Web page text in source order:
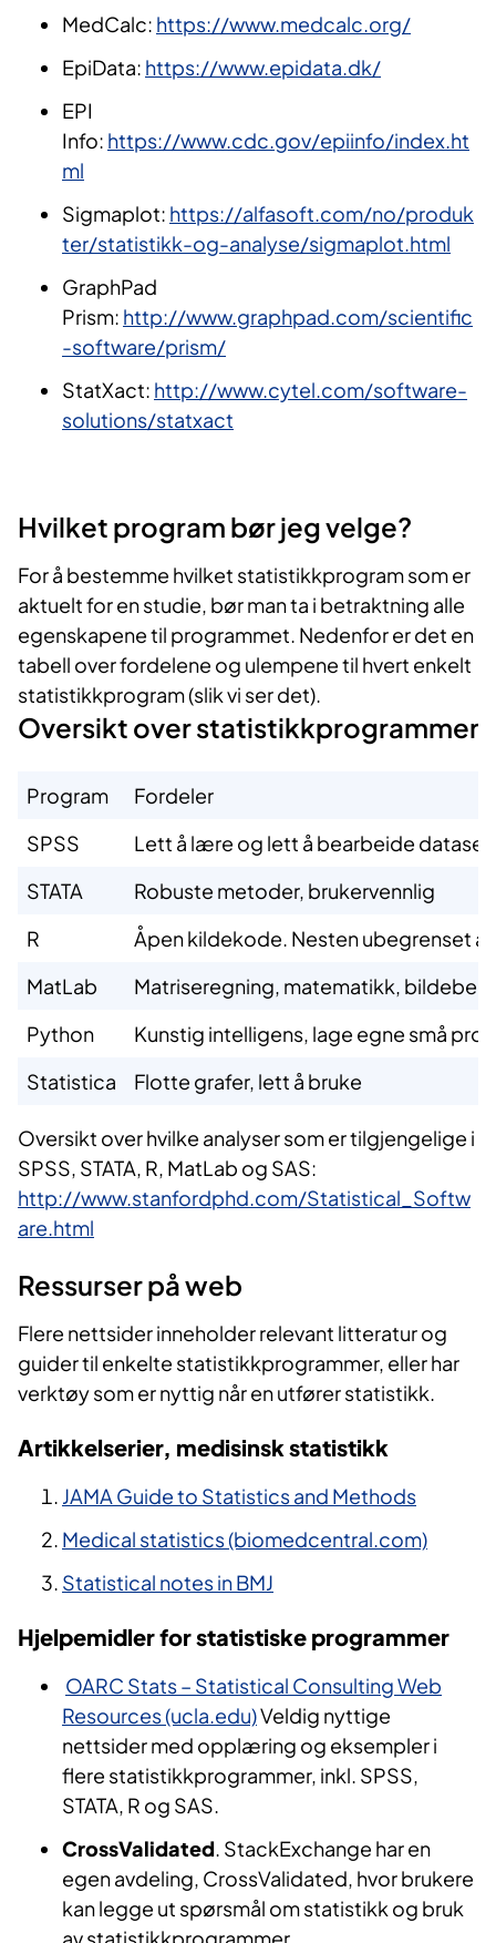
MedCalc: https://www.medcalc.org/
EpiData: https://www.epidata.dk/
EPI
Info: https://www.cdc.gov/epiinfo/index.ht
ml
Sigmaplot: https://alfasoft.com/no/produk
ter/statistikk-og-analyse/sigmaplot.html
GraphPad
Prism: http://www.graphpad.com/scientific
-software/prism/
StatXact: http://www.cytel.com/software-
solutions/statxact
Hvilket pr​​ogram bør jeg velge?
For å bestemme hvilket statistikkprogram som er
aktuelt for en studie, bør man ta i betraktning alle
egenskapene til programmet. Nedenfor er det en
tabell over fordelene og ulempene til hvert enkelt
statistikkprogram (slik vi ser det).
Oversikt over statistikkprogrammer
​Program ​
​Fordeler
​SPSS
​Lett å læ​re og lett å bearbeide
​STATA
​Robuste metoder, brukervennlig ​ ​
​R
​Åpen kildekode. Nesten ubegrenset
​MatLab
​Matriseregning, matematikk,
​Python
​Kunstig intelligens, lage egne små
​Statistica
​Flotte grafer, lett å bruke
​​Oversikt over hvilke analyser som er tilgjengelige i
SPSS, STATA, R, MatLab og SAS:
http://www.stanfordphd.com/Statistical_Softw
are.html
Ressurser​ på web
Flere nettsider ​inneholder relevant litteratur og
guider til enkelte statistikkprogrammer, eller har
verktøy som er nyttig når en utfører statistikk.
Artikkelserier, medisinsk statistikk
JAMA Guide to Statistics and Methods
Medical statistics (biomedcentral.com)
Statistical notes in BMJ
Hjelpemidler for statistiske programmer
OARC Stats – Statistical Consulting Web
Resources (ucla.edu)Veldig nyttige
nettsider med opplæring og eksempler i
flere statistikkprogrammer, inkl. SPSS,
STATA, R og SAS.
CrossValidated. ​StackExchange har en
egen avdeling, CrossValidated, hvor brukere
kan legge ut spørsmål om statistikk og bruk
av statistikkprogrammer.